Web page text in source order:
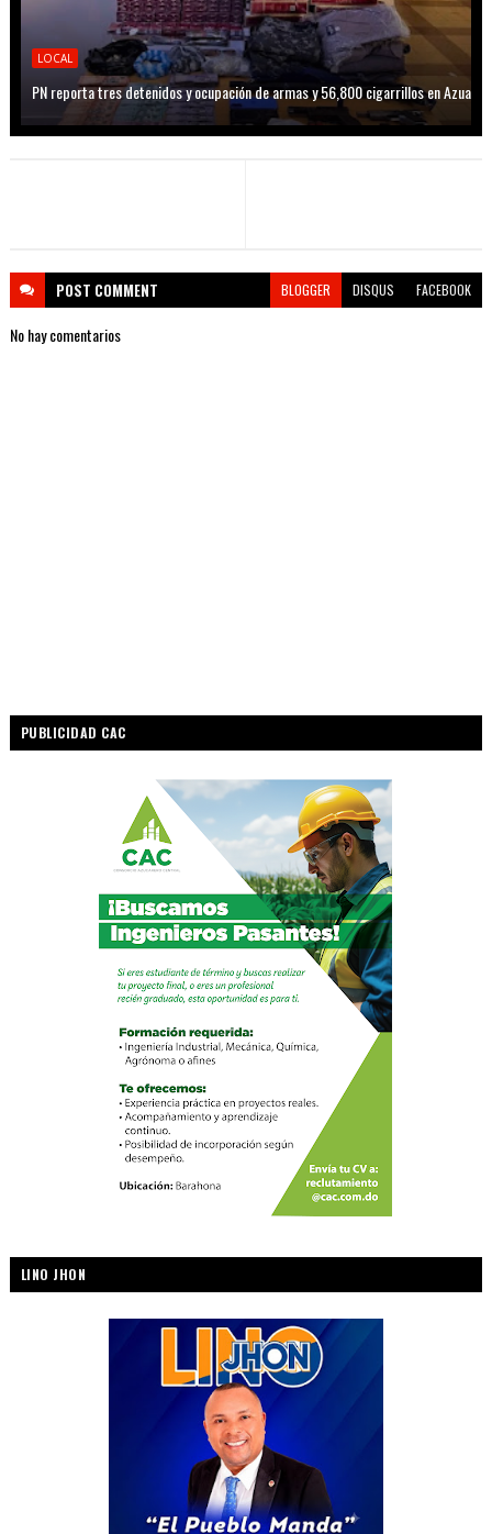
LOCAL
PN reporta tres detenidos y ocupación de armas y 56,800 cigarrillos en Azua
POST COMMENT BLOGGER DISQUS FACEBOOK
No hay comentarios
PUBLICIDAD CAC
LINO JHON